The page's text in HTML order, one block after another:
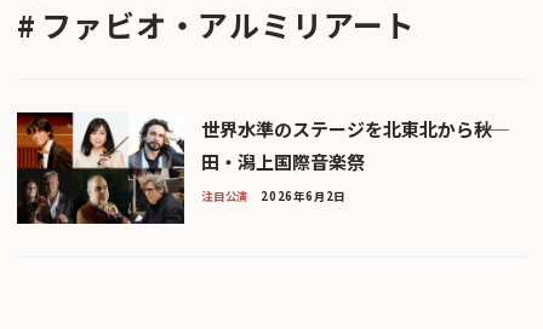
ファビオ・アルミリアート
世界水準のステージを北東北から――秋
田・潟上国際音楽祭
注目公演 2026年6月2日